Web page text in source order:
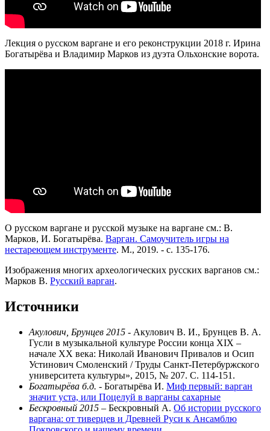
Лекция о русском варгане и его реконструкции 2018 г. Ирина
Богатырёва и Владимир Марков из дуэта Ольхонские ворота.
О русском варгане и русской музыке на варгане см.: В.
Марков, И. Богатырёва. Варган. Самоучитель игры на
нестареющем инструменте. М., 2019. - с. 135-176.
Изображения многих археологических русских варганов см.:
Марков В. Русский варган.
Источники
Акулович, Брунцев 2015 - Акулович В. И., Брунцев В. А.
Гусли в музыкальной культуре России конца XIX –
начале XX века: Николай Иванович Привалов и Осип
Устинович Смоленский / Труды Санкт-Петербуржского
университета культуры», 2015, № 207. С. 114-151.
Богатырёва б.д. - Богатырёва И. Миф первый: варган
значит уста, или Поцелуй в варганы сахарные
Бескровный 2015 – Бескровный А. Об истории русского
варгана: от тиверцев и Древней Руси к Ансамблю